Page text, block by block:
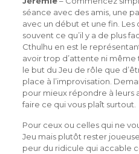
séance avec des amis, une
avec un début et une fin. Les
souvent ce qu’il y a de plus
Cthulhu en est le
avoir trop d’attente ni
le but du Jeu de rôle que
place à l’improvisation.
pour mieux répondre à leurs
faire ce qui vous plaît surtout.
Pour ceux ou celles qui ne
Jeu mais plutôt rester
peur du ridicule qui accable